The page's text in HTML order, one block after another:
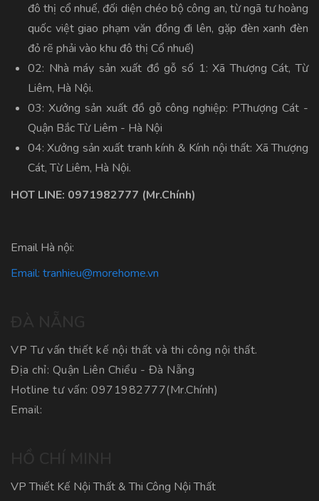
đô thị cổ nhuế, đối diện chéo bộ công an, từ ngã tư hoàng
quốc việt giao phạm văn đồng đi lên, gặp đèn xanh đèn
đỏ rẽ phải vào khu đô thị Cổ nhuế)
02: Nhà máy sản xuất đồ gỗ số 1: Xã Thượng Cát, Từ
Liêm, Hà Nội.
03: Xưởng sản xuất đồ gỗ công nghiệp: P.Thượng Cát -
Quận Bắc Từ Liêm - Hà Nội
04: Xưởng sản xuất tranh kính & Kính nội thất: Xã Thượng
Cát, Từ Liêm, Hà Nội.
HOT LINE: 0971982777 (Mr.Chính)
Email Hà nội:
Email: tranhieu@morehome.vn
VP Tư vấn thiết kế nội thất và thi công nội thất.
Địa chỉ: Quận Liên Chiểu - Đà Nẵng
Hotline tư vấn: 0971982777(Mr.Chính)
Email:
VP Thiết Kế Nội Thất & Thi Công Nội Thất